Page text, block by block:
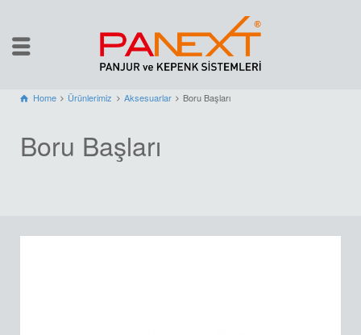
Home Ürünlerimiz Aksesuarlar Boru Başları
Boru Başları